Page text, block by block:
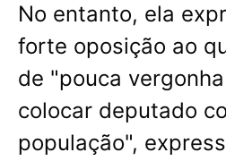
No entanto, ela
forte oposição ao
de "pouca
colocar deputado
população",